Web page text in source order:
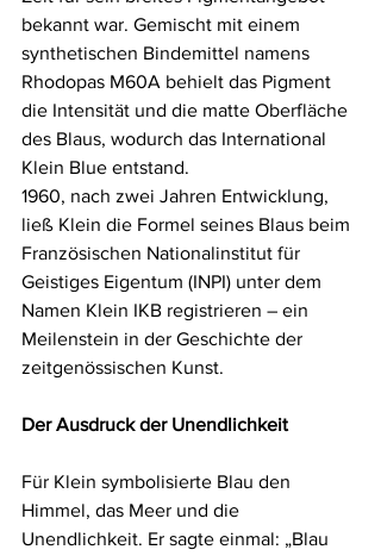
bekannt war. Gemischt mit einem
synthetischen Bindemittel namens
Rhodopas M60A behielt das Pigment
die Intensität und die matte Oberfläche
des Blaus, wodurch das International
Klein Blue entstand.
1960, nach zwei Jahren Entwicklung,
ließ Klein die Formel seines Blaus beim
Französischen Nationalinstitut für
Geistiges Eigentum (INPI) unter dem
Namen Klein IKB registrieren – ein
Meilenstein in der Geschichte der
zeitgenössischen Kunst.
Der Ausdruck der Unendlichkeit
Für Klein symbolisierte Blau den
Himmel, das Meer und die
Unendlichkeit. Er sagte einmal: „Blau